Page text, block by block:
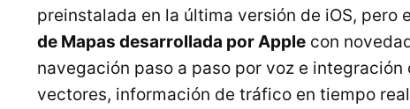
preinstalada en la última versión de iOS, pero
de Mapas desarrollada por Apple con
navegación paso a paso por voz e integración
vectores, información de tráfico en tiempo